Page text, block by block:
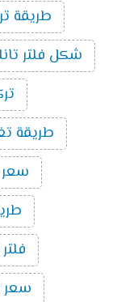
طريقة
شكل فلتر تانك 5
طريقة
فلتر
سعر